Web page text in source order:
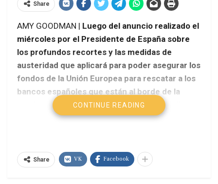
Share
AMY GOODMAN | Luego del anuncio realizado el
miércoles por el Presidente de España sobre
los profundos recortes y las medidas de
austeridad que aplicará para poder asegurar los
fondos de la Unión Europea para rescatar a los
bancos españoles que están al borde de la
quiebra, el pueblo de España salió a las calles
una vez más para exigir lo que denominan
Amy Goodman – Democracy Now!
CONTINUE READING
Share VK Facebook